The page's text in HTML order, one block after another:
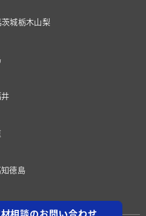
相談のお問い合わせ
茨城栃木山梨
井
知徳島